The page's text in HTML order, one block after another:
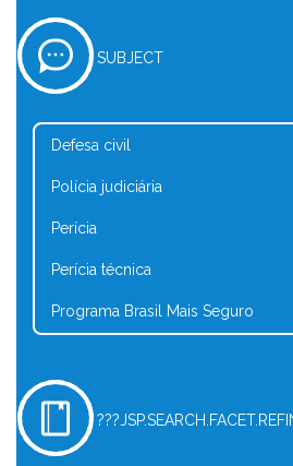
SUBJECT
Defesa civil
Polícia judiciária
Perícia
Perícia técnica
Programa Brasil Mais Seguro